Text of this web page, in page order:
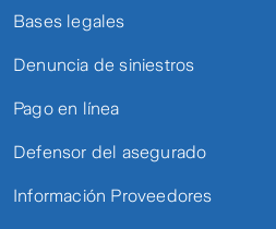
Bases legales
Denuncia de siniestros
Pago en línea
Defensor del asegurado
Información Proveedores